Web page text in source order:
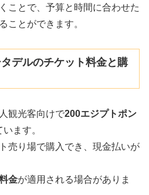
ことで、予算と時間に合わせた
ことができます。
デルのチケット料金と購
観光客向けで200エジプトポン
ます。
売り場で購入でき、現金払いが
金が適用される場合がありま